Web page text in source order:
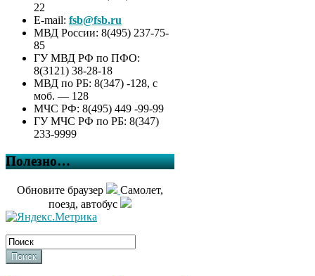
22
E-mail: fsb@fsb.ru
МВД России: 8(495) 237-75-
85
ГУ МВД РФ по ПФО:
8(3121) 38-28-18
МВД по РБ: 8(347) -128, с
моб. — 128
МЧС РФ: 8(495) 449 -99-99
ГУ МЧС РФ по РБ: 8(347)
233-9999
Полезно…
Обновите браузер
Самолет,
поезд, автобус
Поиск